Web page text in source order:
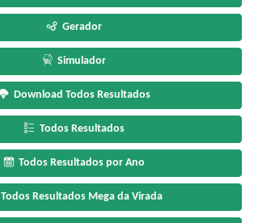
Gerador
Simulador
Download Todos Resultados
Todos Resultados
Todos Resultados por Ano
Todos Resultados Mega da Virada